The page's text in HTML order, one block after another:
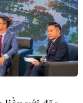
với các tỉnh